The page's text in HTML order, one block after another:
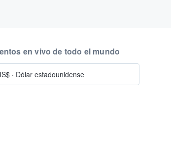
en vivo de todo el mundo
· Dólar estadounidense